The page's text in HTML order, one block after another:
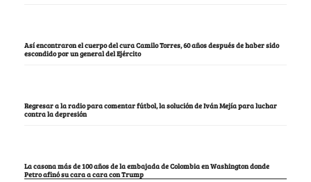
Así encontraron el cuerpo del cura Camilo Torres, 60 años después de haber sido
escondido por un general del Ejército
Regresar a la radio para comentar fútbol, la solución de Iván Mejía para luchar
contra la depresión
La casona más de 100 años de la embajada de Colombia en Washington donde
Petro afinó su cara a cara con Trump